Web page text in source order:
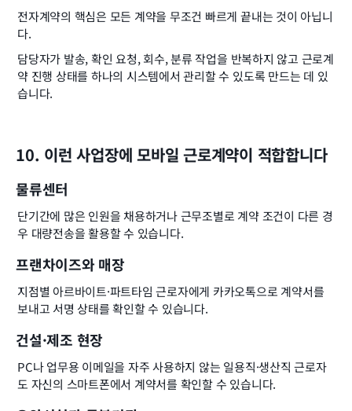
전자계약의 핵심은 모든 계약을 무조건 빠르게 끝내는 것이 아닙니
다.
담당자가 발송, 확인 요청, 회수, 분류 작업을 반복하지 않고 근로계
약 진행 상태를 하나의 시스템에서 관리할 수 있도록 만드는 데 있
습니다.
10. 이런 사업장에 모바일 근로계약이 적합합니다
물류센터
단기간에 많은 인원을 채용하거나 근무조별로 계약 조건이 다른 경
우 대량전송을 활용할 수 있습니다.
프랜차이즈와 매장
지점별 아르바이트·파트타임 근로자에게 카카오톡으로 계약서를
보내고 서명 상태를 확인할 수 있습니다.
건설·제조 현장
PC나 업무용 이메일을 자주 사용하지 않는 일용직·생산직 근로자
도 자신의 스마트폰에서 계약서를 확인할 수 있습니다.